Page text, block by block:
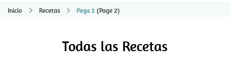
Inicio Recetas Page 2 (Page 2)
Todas las Recetas